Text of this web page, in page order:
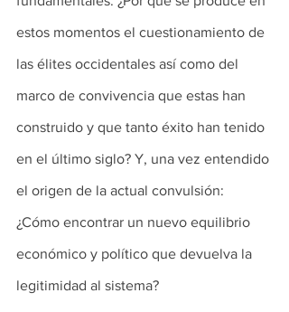
estos momentos el cuestionamiento de
las élites occidentales así como del
marco de convivencia que estas han
construido y que tanto éxito han tenido
en el último siglo? Y, una vez entendido
el origen de la actual convulsión:
¿Cómo encontrar un nuevo equilibrio
económico y político que devuelva la
legitimidad al sistema?